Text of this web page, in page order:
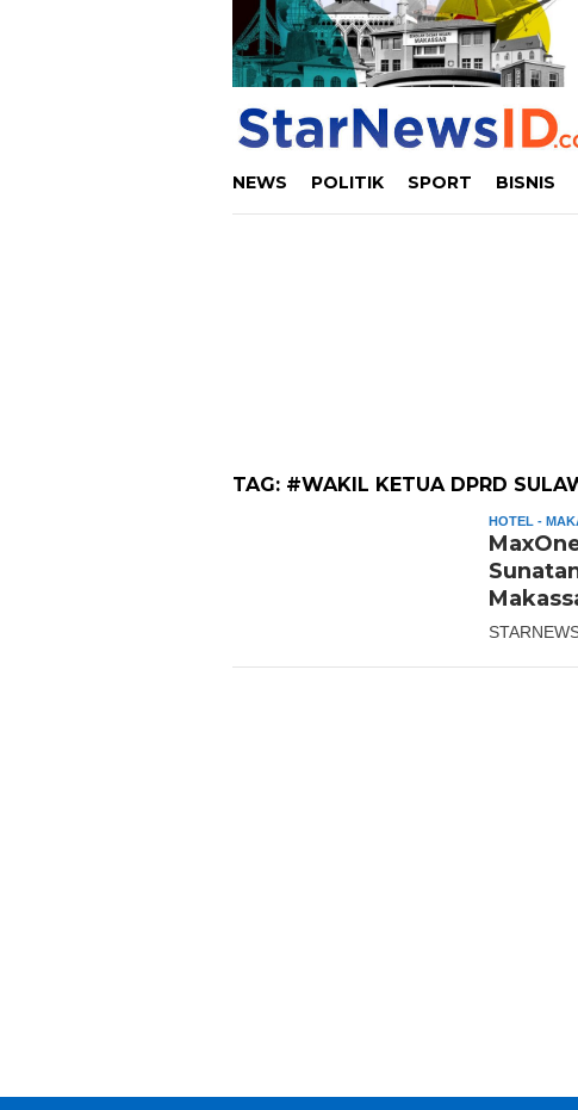
NEWS POLITIK SPORT BISNIS
TAG: #WAKIL KETUA DPRD
HOTEL -